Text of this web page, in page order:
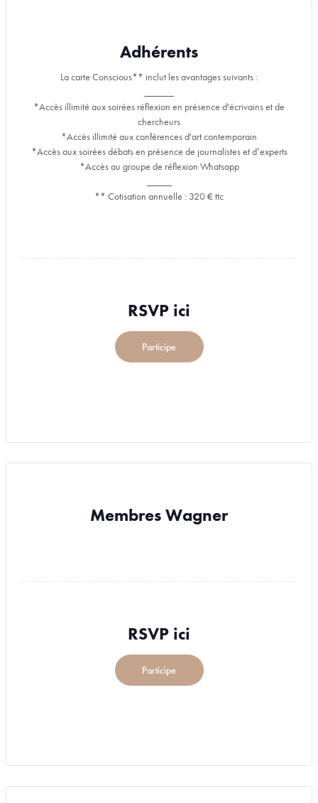
Adhérents
La carte Conscious** inclut les avantages suivants :
*Accès illimité aux soirées réflexion en présence d'écrivains et de
chercheurs
*Accès illimité aux conférences d'art contemporain
*Accès aux soirées débats en présence de journalistes et d’experts
*Accès au groupe de réflexion Whatsapp
** Cotisation annuelle : 320 € ttc
RSVP ici
Participe
Membres Wagner
RSVP ici
Participe